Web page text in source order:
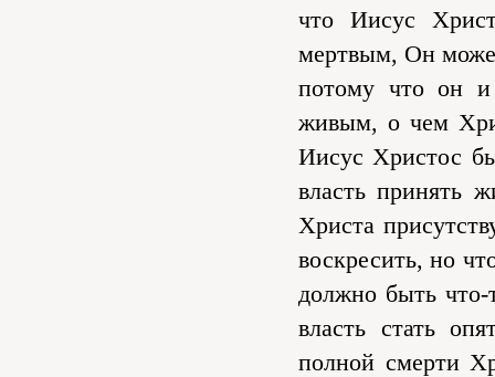
что Иисус
мертвым, Он
потому что он и
живым, о чем
Иисус Христос
власть принять
Христа
воскресить, но
должно быть
власть стать
полной смерти